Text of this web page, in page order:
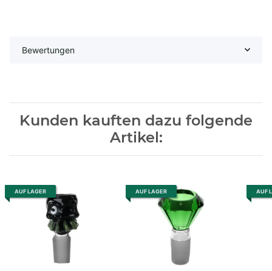
Bewertungen
Kunden kauften dazu folgende
Artikel:
AUF LAGER AUF LAGER AUF